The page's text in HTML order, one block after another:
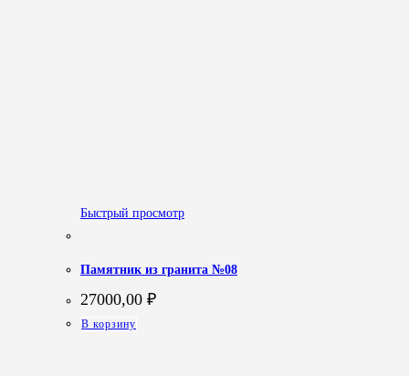
Быстрый просмотр
Памятник из гранита №08
27000,00 ₽
В корзину